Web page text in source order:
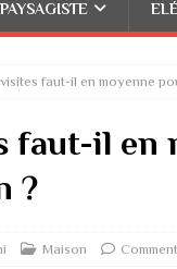
PAYSAGISTE
faut-il en moyenne
faut-il en
?
Maison